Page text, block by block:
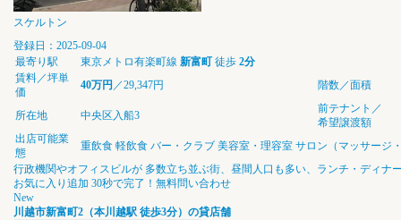
スケルトン
登録日：2025-09-04
最寄り駅
東京メトロ有楽町線 新富町 徒歩 2分
賃料／坪単
価
40万円 ／29,347円 階数／面積
所在地 中央区入船3
前テナント／
希望譲渡額
出店可能業
態
重飲食 軽飲食 バー・クラブ 美容室・理容室 サロン（マッサージ
⾏政機関やオフィスビルが 多数⽴ち並ぶ街、昼間⼈⼝も多い、ランチ・ディナ
お気に入り追加 30秒で完了！無料問い合わせ
New
川越市新富町2（本川越駅 徒歩3分）の貸店舗